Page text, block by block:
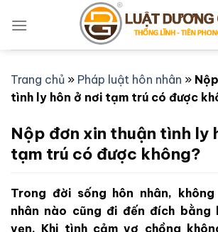
qua
Trang chủ » Pháp luật hôn nhân »
tình ly hôn ở nơi tạm trú có được
Nộp đơn xin thuận tình ly
tạm trú có được không?
Trong đời sống hôn nhân,
nhân nào cũng đi đến đích bằng
vẹn. Khi tình cảm vợ chồng